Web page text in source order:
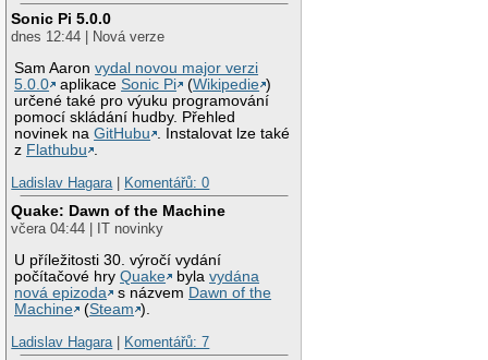
Sonic Pi 5.0.0
dnes 12:44 | Nová verze
Sam Aaronvydal novou major verzi
5.0.0
aplikaceSonic Pi (Wikipedie )
určené také pro výuku programování
pomocí skládání hudby. Přehled
novinek naGitHubu . Instalovat lze také
z Flathubu .
Ladislav Hagara
Komentářů: 0
Quake: Dawn of the Machine
včera 04:44 | IT novinky
U příležitosti 30. výročí vydání
počítačové hryQuake bylavydána
nová epizoda
s názvem Dawn of the
Machine
(Steam ).
Ladislav Hagara
Komentářů: 7